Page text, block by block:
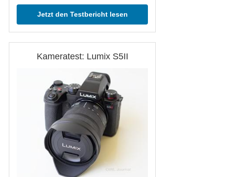
Jetzt den Testbericht lesen
Kameratest: Lumix S5II